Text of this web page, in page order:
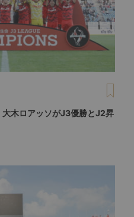
大木ロアッソがJ3優勝とJ2昇